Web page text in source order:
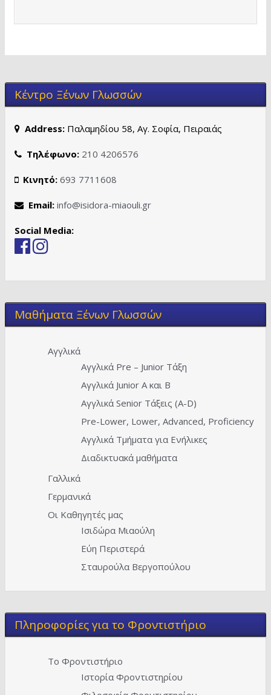
Κέντρο Ξένων Γλωσσών
Address: Παλαμηδίου 58, Αγ. Σοφία, Πειραιάς
Τηλέφωνο: 210 4206576
Κινητό: 693 7711608
Email: info@isidora-miaouli.gr
Social Media:
Μαθήματα Ξένων Γλωσσών
Αγγλικά
Αγγλικά Pre – Junior Τάξη
Αγγλικά Junior A και Β
Αγγλικά Senior Τάξεις (Α-D)
Pre-Lower, Lower, Advanced, Proficiency
Αγγλικά Τμήματα για Ενήλικες
Διαδικτυακά μαθήματα
Γαλλικά
Γερμανικά
Οι Καθηγητές μας
Ισιδώρα Μιαούλη
Εύη Περιστερά
Σταυρούλα Βεργοπούλου
Πληροφορίες για το Φροντιστήριο
Το Φροντιστήριο
Ιστορία Φροντιστηρίου